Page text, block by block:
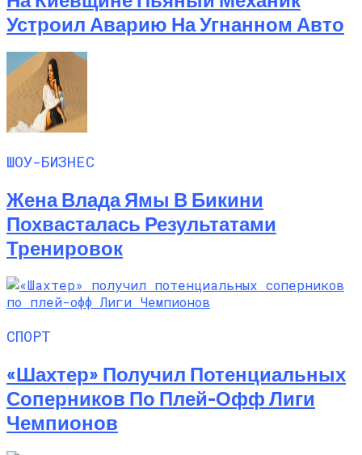
Устроил Аварию На Угнанном Авто
ШОУ-БИЗНЕС
Жена Влада Ямы В Бикини
Похвасталась Результатами
Тренировок
СПОРТ
«Шахтер» Получил Потенциальных
Соперников По Плей-Офф Лиги
Чемпионов